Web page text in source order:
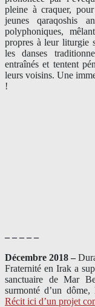
pleine à craquer,
jeunes qaraqoshis
polyphoniques,
propres à leur liturgie
les danses
entraînés et tentent
leurs voisins. Une
!
– – – – –
Décembre 2018 –
Fraternité en Irak a
sanctuaire de Mar
surmonté d’un dôme,
Récit ici d’un projet